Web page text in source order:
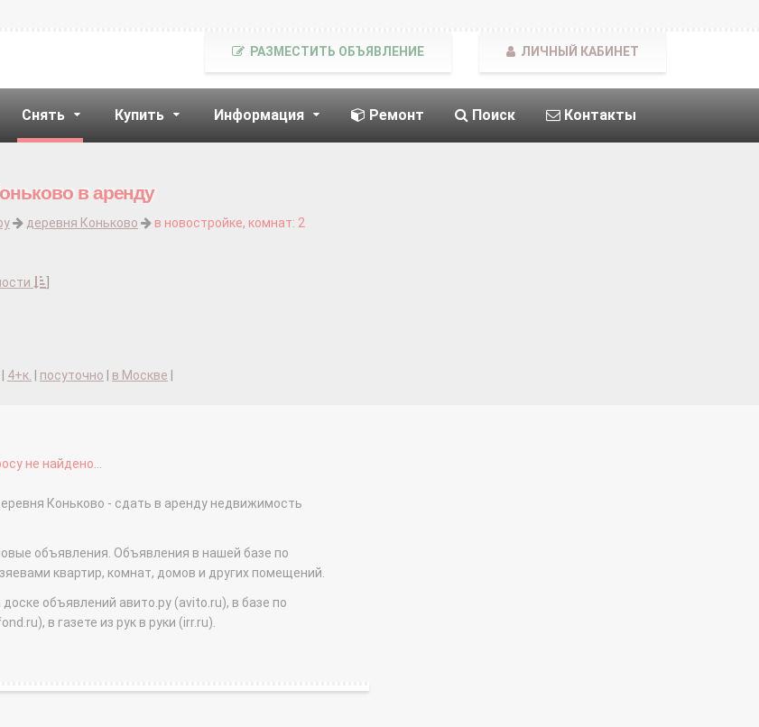
Снять Купить Информация Ремонт Поиск Контакты
РАЗМЕСТИТЬ ОБЪЯВЛЕНИЕ ЛИЧНЫЙ КАБИНЕТ
в аренду
деревня Коньково в новостройке, комнат: 2
4+к. посуточно в Москве
не найдено...
Коньково - сдать в аренду недвижимость
объявления. Объявления в нашей базе по
квартир, комнат, домов и других помещений.
объявлений авито.ру (avito.ru), в базе по
в газете из рук в руки (irr.ru).